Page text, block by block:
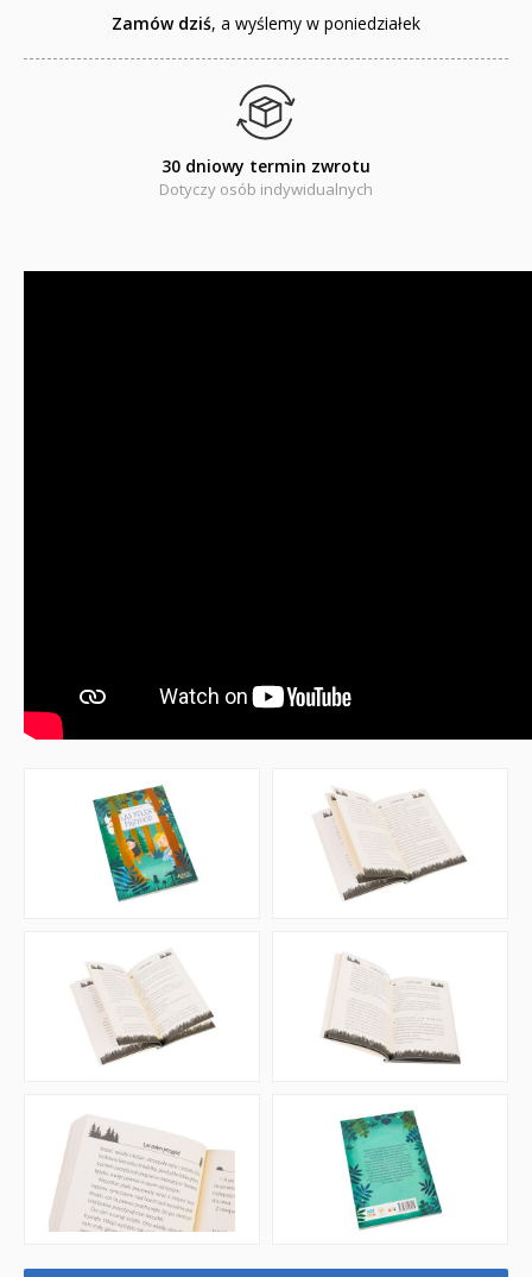
QUIZY I ŁAMIGŁÓWKI NA WAKACJE -35%
PROMOCJA ZESTAWY STARTOWE KAKADU
Zamów dziś, a wyślemy w poniedziałek
30 dniowy termin zwrotu
Dotyczy osób indywidualnych